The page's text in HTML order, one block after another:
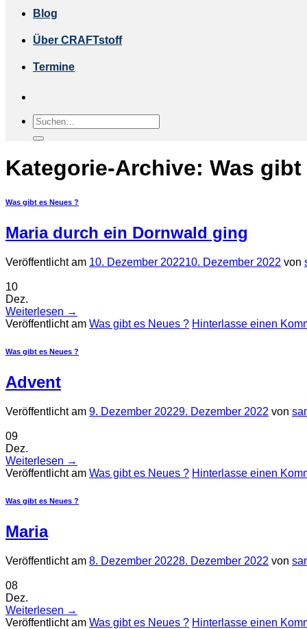
Blog
Über CRAFTstoff
Termine
Suchen
nach:
Kategorie-Archive: Was gibt
Was gibt es Neues ?
Maria durch ein Dornwald ging
Veröffentlicht am 10. Dezember 202210. Dezember 2022 von
10
Dez.
Weiterlesen →
Veröffentlicht am Was gibt es Neues ? Hinterlasse einen
Was gibt es Neues ?
Advent
Veröffentlicht am 9. Dezember 20229. Dezember 2022 von
09
Dez.
Weiterlesen →
Veröffentlicht am Was gibt es Neues ? Hinterlasse einen
Was gibt es Neues ?
Maria
Veröffentlicht am 8. Dezember 20228. Dezember 2022 von
08
Dez.
Weiterlesen →
Veröffentlicht am Was gibt es Neues ? Hinterlasse einen